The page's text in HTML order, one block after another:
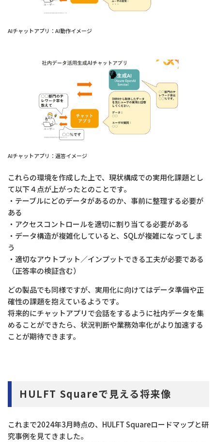
AIチャットアプリ：AI動作イメージ
AIチャットアプリ：返答イメージ
これらの環境を作成した上で、現状構成での実用化課題とし
て以下４点が上がったとのことです。
・テーブルにどのデータがあるのか、事前に整理する必要が
ある
・アクセスコントロールを適切に割り当てる必要がある
・データ構造が複雑化していると、SQLが複雑になってしま
う
・適切なアウトプット／インプットできる工夫が必要である
（正答率の検証含む）
どの製品でも同様ですが、実用化に向けてはデータ準備や正
確性の課題を抱えているようです。
将来的にチャットアプリで会話をするように社内データを集
めることができたら、状況判断や業務効率化がより加速する
ことが期待できます。
HULFT Squareで見える将来像
これまで2024年3月時点の、HULFT Squareロードマップと研
究事例を見てきました。